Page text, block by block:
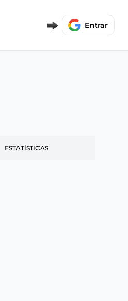
Entrar
ESTATÍSTICAS